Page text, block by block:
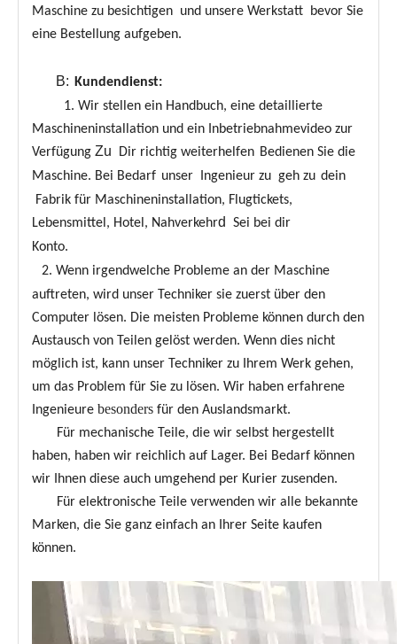
Maschine zu besichtigen und unsere Werkstatt bevor Sie
eine Bestellung aufgeben.
B: Kundendienst:
1. Wir stellen ein Handbuch, eine detaillierte
Maschineninstallation und ein Inbetriebnahmevideo zur
Verfügung Zu Dir richtig weiterhelfen Bedienen Sie die
Maschine. Bei Bedarf unser Ingenieur zu geh zu dein
Fabrik für Maschineninstallation, Flugtickets,
Lebensmittel, Hotel, Nahverkehrd
Sei bei dir
Konto.
2. Wenn irgendwelche Probleme an der Maschine
auftreten, wird unser Techniker sie zuerst über den
Computer lösen. Die meisten Probleme können durch den
Austausch von Teilen gelöst werden. Wenn dies nicht
möglich ist, kann unser Techniker zu Ihrem Werk gehen,
um das Problem für Sie zu lösen. Wir haben erfahrene
Ingenieure besonders für den Auslandsmarkt.
Für mechanische Teile, die wir selbst hergestellt
haben, haben wir reichlich auf Lager. Bei Bedarf können
wir Ihnen diese auch umgehend per Kurier zusenden.
Für elektronische Teile verwenden wir alle bekannte
Marken, die Sie ganz einfach an Ihrer Seite kaufen
können.